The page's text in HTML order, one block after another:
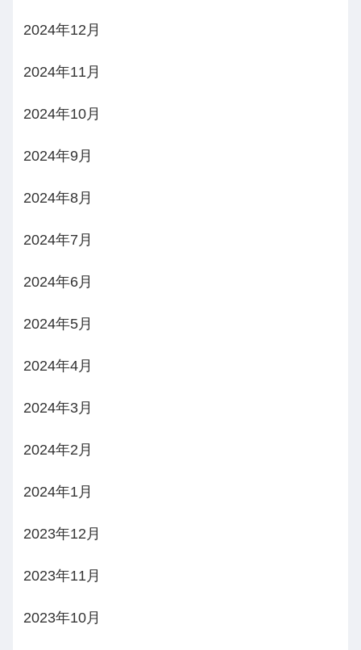
2024年12月
2024年11月
2024年10月
2024年9月
2024年8月
2024年7月
2024年6月
2024年5月
2024年4月
2024年3月
2024年2月
2024年1月
2023年12月
2023年11月
2023年10月